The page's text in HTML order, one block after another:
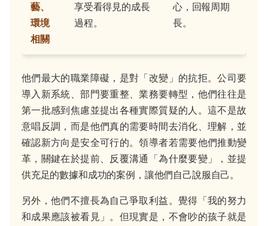
藝、
環境
相關
享受看得見的成長
過程。
心，回報周期
長。
他們最大的職業障礙，是對「改變」的抗拒。公司要
導入新系統、部門要重整、業務要轉型，他們往往是
第一批感到焦慮並提出各種實際質疑的人。這不是故
意唱反調，而是他們真的需要時間去消化、理解，並
確認新方向是安全可行的。領導者若需要他們推動變
革，關鍵在於提前、反覆溝通「為什麼要變」，並提
供充足的數據和成功的案例，讓他們自己說服自己。
另外，他們不擅長為自己爭取利益。覺得「我的努力
和成果應該被看見」。但現實是，不會吵的孩子就是